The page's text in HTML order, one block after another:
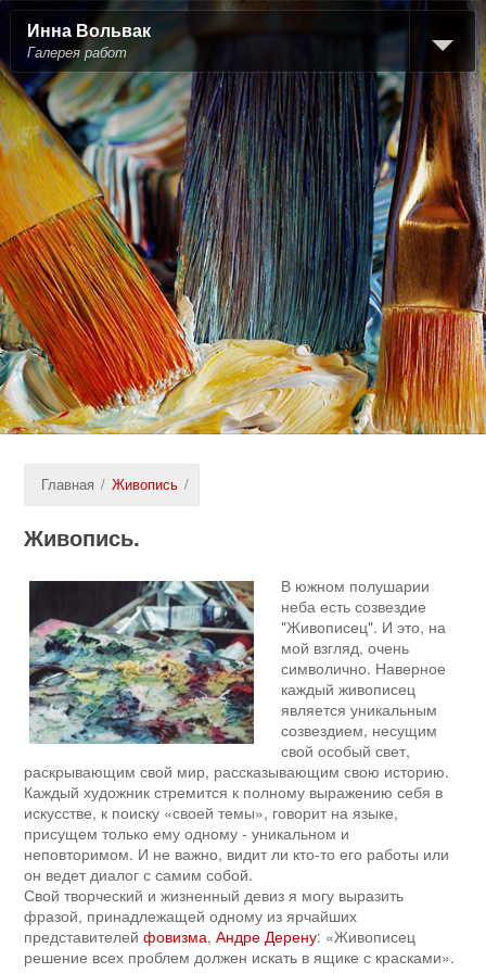
Инна Вольвак
Галерея работ
Главная / Живопись /
Живопись.
В южном полушарии
неба есть созвездие
"Живописец". И это, на
мой взгляд, очень
символично. Наверное
каждый живописец
является уникальным
созвездием, несущим
свой особый свет,
раскрывающим свой мир, рассказывающим свою историю.
Каждый художник стремится к полному выражению себя в
искусстве, к поиску «своей темы», говорит на языке,
присущем только ему одному - уникальном и
неповторимом. И не важно, видит ли кто-то его работы или
он ведет диалог с самим собой.
Свой творческий и жизненный девиз я могу выразить
фразой, принадлежащей одному из ярчайших
представителейфовизма,Андре Дерену: «Живописец
решение всех проблем должен искать в ящике с красками».